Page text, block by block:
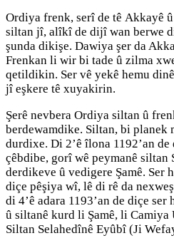
Ordiya frenk, serî de tê Akkayê
siltan jî, alîkî de dijî wan berwe
şunda dikişe. Dawiya şer da
Frenkan li wir bi tade û zilma
qetildikin. Ser vê yekê hemu
jî eşkere tê xuyakirin.
Şerê nevbera Ordiya siltan û
berdewamdike. Siltan, bi planek
durdixe. Di 2’ê îlona 1192’an
çêbdibe, gorî wê peymanê siltan
derdikeve û vedigere Şamê. Ser
diçe pêşiya wî, lê di rê da
di 4’ê adara 1193’an de diçe
û siltanê kurd li Şamê, li
Siltan Selahedînê Eyûbî (Ji